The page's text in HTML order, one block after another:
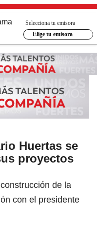
Selecciona tu emisora
Elige tu emisora
Huertas se
proyectos
de la
con el presidente